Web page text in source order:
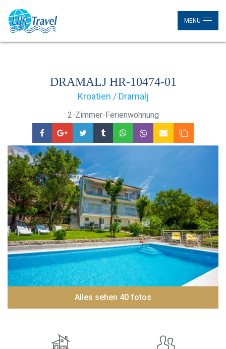
MENU
DRAMALJ HR-10474-01
Kroatien / Dramalj
2-Zimmer-Ferienwohnung
Alles sehen 40 fotos